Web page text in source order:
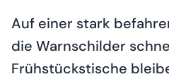
Auf einer stark
die Warnschilder
Frühstückstische